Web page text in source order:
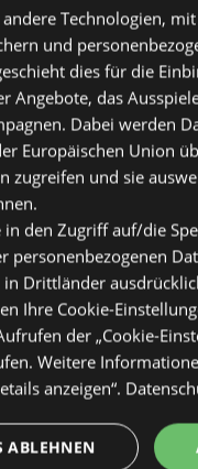
Technologien,
und
dies für die
Angebote, das
Dabei werden
Europäischen Union
zugreifen und sie
den Zugriff auf/die
Drittländer
Ihre Cookie-
der „Cookie-
Weitere
anzeigen“.
ABLEHNEN